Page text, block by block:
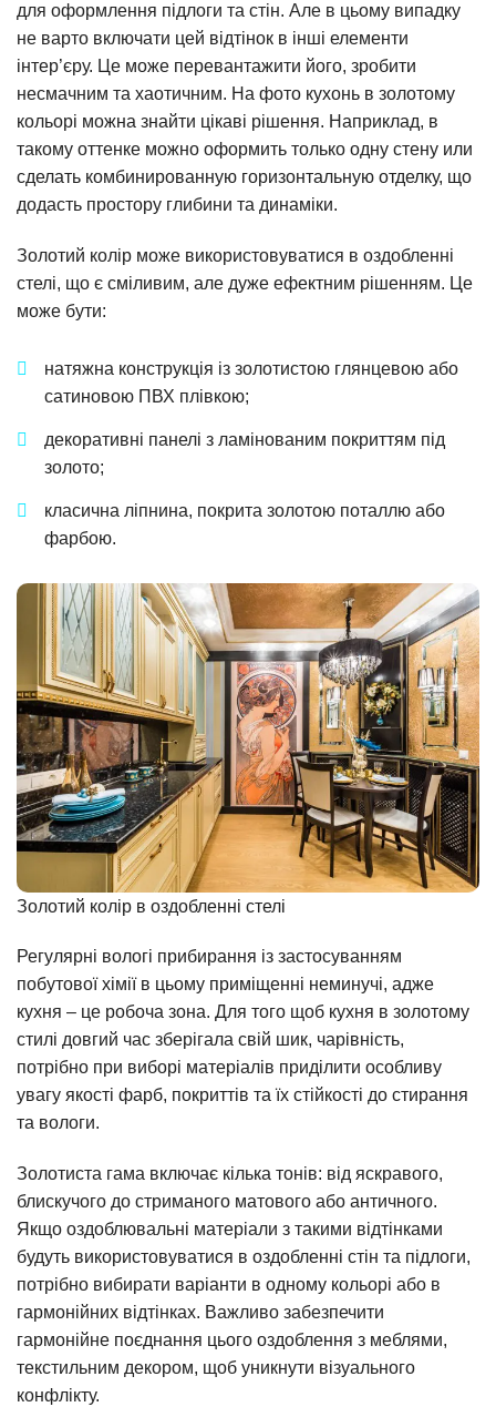
для оформлення підлоги та стін. Але в цьому випадку
не варто включати цей відтінок в інші елементи
інтер’єру. Це може перевантажити його, зробити
несмачним та хаотичним. На фото кухонь в золотому
кольорі можна знайти цікаві рішення. Наприклад, в
такому оттенке можно оформить только одну стену или
сделать комбинированную горизонтальную отделку, що
додасть простору глибини та динаміки.
Золотий колір може використовуватися в оздобленні
стелі, що є сміливим, але дуже ефектним рішенням. Це
може бути:
натяжна конструкція із золотистою глянцевою або
сатиновою ПВХ плівкою;
декоративні панелі з ламінованим покриттям під
золото;
класична ліпнина, покрита золотою поталлю або
фарбою.
Золотий колір в оздобленні стелі
Регулярні вологі прибирання із застосуванням
побутової хімії в цьому приміщенні неминучі, адже
кухня – це робоча зона. Для того щоб кухня в золотому
стилі довгий час зберігала свій шик, чарівність,
потрібно при виборі матеріалів приділити особливу
увагу якості фарб, покриттів та їх стійкості до стирання
та вологи.
Золотиста гама включає кілька тонів: від яскравого,
блискучого до стриманого матового або античного.
Якщо оздоблювальні матеріали з такими відтінками
будуть використовуватися в оздобленні стін та підлоги,
потрібно вибирати варіанти в одному кольорі або в
гармонійних відтінках. Важливо забезпечити
гармонійне поєднання цього оздоблення з меблями,
текстильним декором, щоб уникнути візуального
конфлікту.